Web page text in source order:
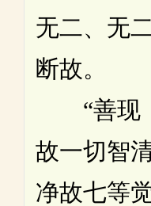
无二、无
断故。
“善现
故一切智
净故七等